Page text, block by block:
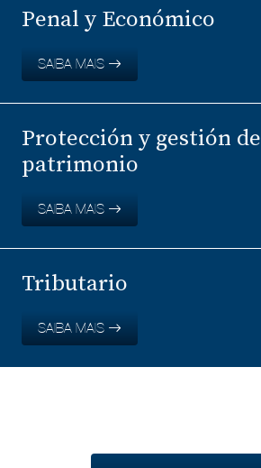
Penal y Económico
SAIBA MAIS
Protección y gestión de
patrimonio
SAIBA MAIS
Tributario
SAIBA MAIS